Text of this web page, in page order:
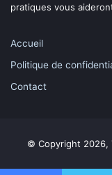
pratiques vous
Accueil
Politique de
Contact
© Copyright